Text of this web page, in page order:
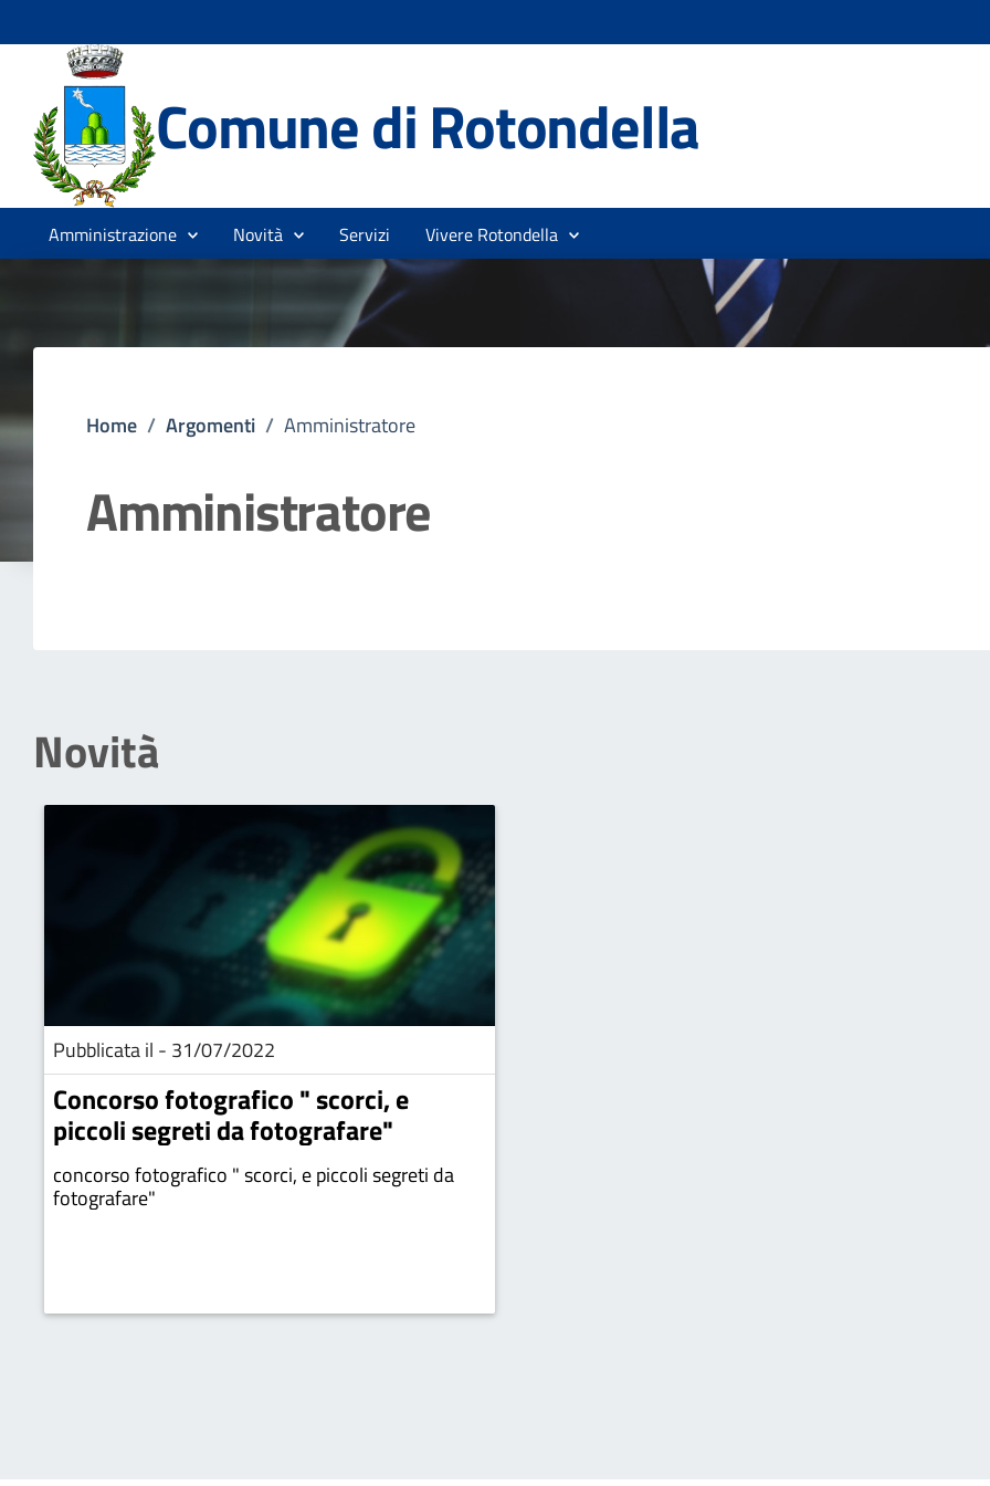
Comune di Rotondella
Amministrazione Novità Servizi Vivere Rotondella
Home / Argomenti / Amministratore
Amministratore
Novità
Pubblicata il - 31/07/2022
Concorso fotografico " scorci, e
piccoli segreti da fotografare"
concorso fotografico " scorci, e piccoli segreti da
fotografare"